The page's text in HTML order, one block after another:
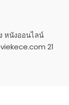
หนังออนไลน์
21